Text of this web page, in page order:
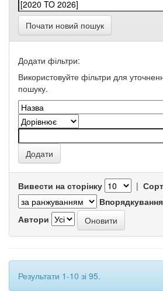
Почати новий пошук
Додати фільтри:
Використовуйте фільтри для
пошуку.
Вивести на сторінку |
Впорядкування
Автори
Результати 1-10 зі 95.